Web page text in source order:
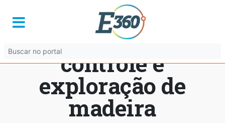
PF combate fraudes
em sistema de
controle e
exploração de
madeira